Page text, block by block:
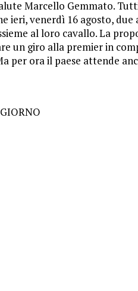
Marcello Gemmato.
ieri, venerdì 16 agosto,
al loro cavallo. La
un giro alla premier in
per ora il paese attende